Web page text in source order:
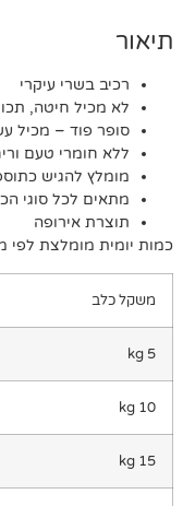
עיקרי
חיטה, תכולת בשר גבוהה
– מכיל עשבי תיבול
טעם וריח או חומרים
כתוספת למזון היבש.
סוגי הכלבים
לפי משקל הכלב: